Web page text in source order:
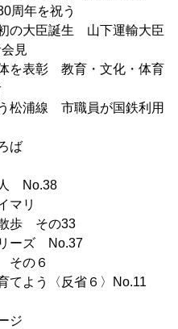
周年を祝う
の大臣誕生 山下運輸大臣
見
を表彰 教育・文化・体育
松浦線 市職員が国鉄利用
ば
No.38
マリ
歩 その33
ーズ No.37
その６
てよう〈反省６〉No.11
ジ